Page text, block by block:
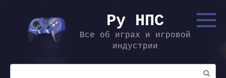
контенту
Ру НПС
Все об играх и игровой
индустрии
Поиск: